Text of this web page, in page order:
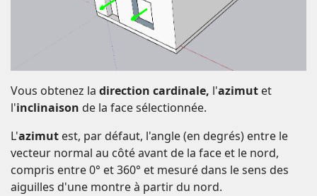
Vous obtenez la direction cardinale, l'azimut et
l'inclinaison de la face sélectionnée.
L'azimut est, par défaut, l'angle (en degrés) entre le
vecteur normal au côté avant de la face et le nord,
compris entre 0° et 360° et mesuré dans le sens des
aiguilles d'une montre à partir du nord.